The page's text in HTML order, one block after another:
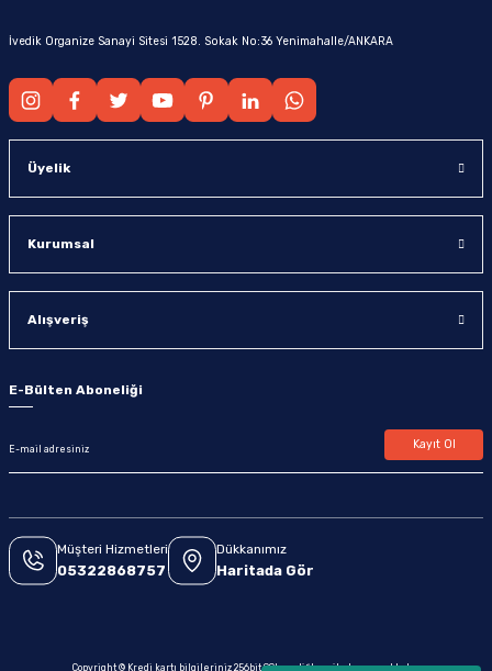
İvedik Organize Sanayi Sitesi 1528. Sokak No:36 Yenimahalle/ANKARA
Üyelik
Kurumsal
Alışveriş
E-Bülten Aboneliği
Kayıt Ol
Müşteri Hizmetleri
05322868757
Dükkanımız
Haritada Gör
Copyright © Kredi kartı bilgileriniz 256bit SSL sertifikası ile korunmaktadır.